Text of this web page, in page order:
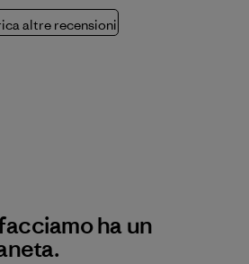
altre recensioni
ha un